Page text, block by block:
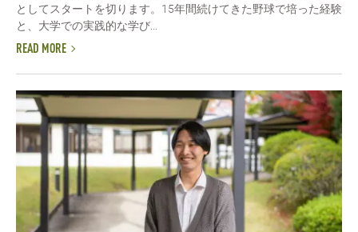
としてスタートを切ります。15年間続けてきた野球で培った経験
と、大学での実践的な学び...
READ MORE